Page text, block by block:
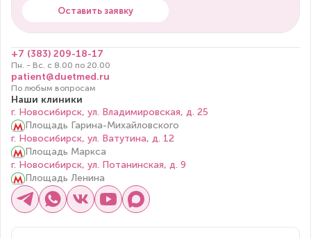
Оставить заявку
+7 (383) 209-18-17
Пн. - Вс. с 8.00 по 20.00
patient@duetmed.ru
По любым вопросам
Наши клиники
г. Новосибирск, ул. Владимировская, д. 25
Площадь Гарина-Михайловского
г. Новосибирск, ул. Ватутина, д. 12
Площадь Маркса
г. Новосибирск, ул. Потанинская, д. 9
Площадь Ленина